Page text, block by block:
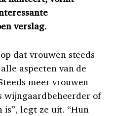
verslag.
dat vrouwen steeds
aspecten van de
meer vrouwen
wijngaardbeheerder of
legt ze uit. “Hun